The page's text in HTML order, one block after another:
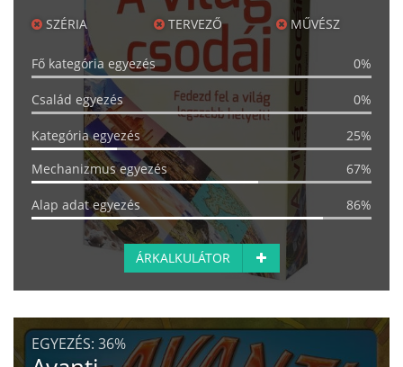
SZÉRIA TERVEZŐ MŰVÉSZ
Fő kategória egyezés 0%
Család egyezés 0%
Kategória egyezés
25%
Mechanizmus egyezés
67%
Alap adat egyezés 86%
ÁRKALKULÁTOR
EGYEZÉS: 36%